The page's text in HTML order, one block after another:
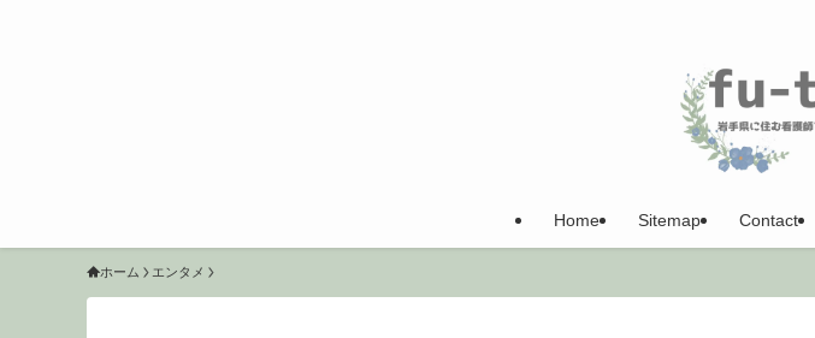
Home Sitemap Contact
ホーム エンタメ